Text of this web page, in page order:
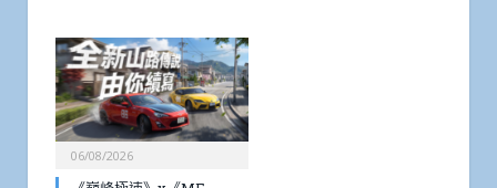
06/08/2026